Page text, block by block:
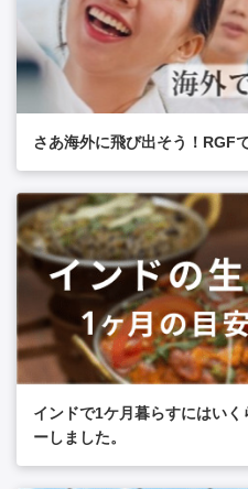
新しいことを前向きに吸収できる方 【その他】 お客様
企業様と候補者様のため、営
拠します 【必須スキル】 ・以下のAもしくはBのいずれかに合致
する方（ワークパーミット要件
務経験のある方+四年制大学の
学部など）を卒業されている
意がある方 ・礼儀正しい日本
材との会話のため） ・日本の
語準ビジネスレベル（社内コミ
度） ・海外留学経験 ・外資系
さあ海外に飛び出そう！RGF
インドで1ケ月暮らすにはい
ーしました。